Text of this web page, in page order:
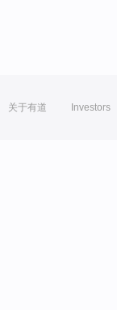
关于有道 Investors